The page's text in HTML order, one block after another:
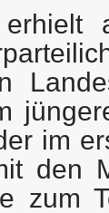
im
den
zum